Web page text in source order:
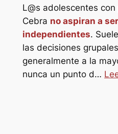
L@s adolescentes
Cebra no aspiran a
independientes.
las decisiones
generalmente a la
nunca un punto d…